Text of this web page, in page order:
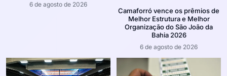
6 de agosto de 2026
Camaforró vence os prêmios de
Melhor Estrutura e Melhor
Organização do São João da
Bahia 2026
6 de agosto de 2026